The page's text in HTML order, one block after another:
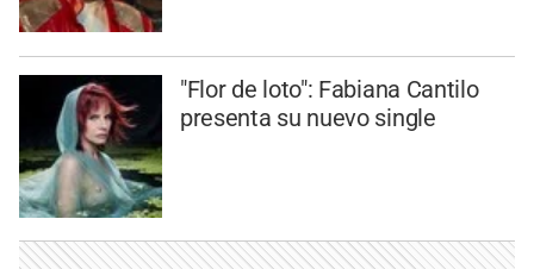
"Flor de loto": Fabiana Cantilo
presenta su nuevo single